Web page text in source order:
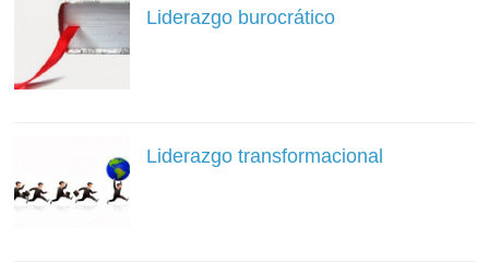
Liderazgo burocrático
Liderazgo transformacional